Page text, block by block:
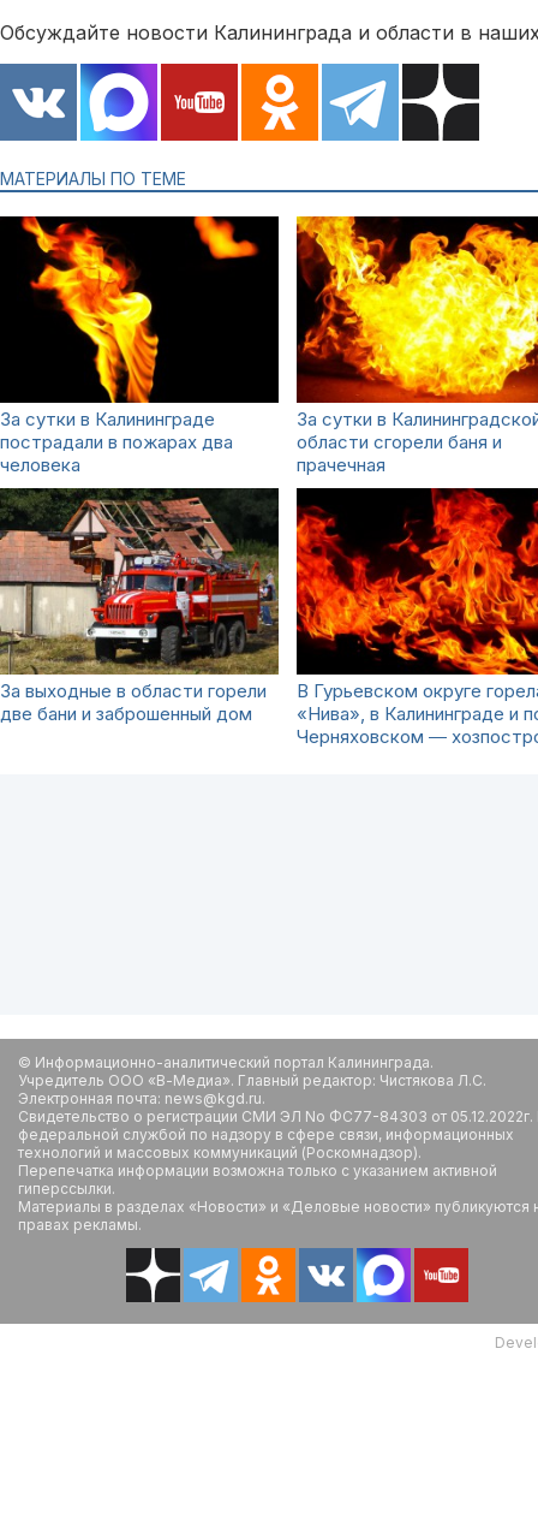
Обсуждайте новости Калининграда и области в
МАТЕРИАЛЫ ПО ТЕМЕ
За сутки в Калининграде
пострадали в пожарах два
человека
За сутки в
области сгорели баня и
прачечная
За выходные в области горели
две бани и заброшенный дом
В Гурьевском округе
«Нива», в Калининграде и
Черняховском ―
© Информационно-аналитический портал Калининграда.
Учредитель ООО «В-Медиа». Главный редактор: Чистякова Л.С.
Электронная почта: news@kgd.ru.
Свидетельство о регистрации СМИ ЭЛ No ФС77-84303 от
федеральной службой по надзору в сфере связи, информационных
технологий и массовых коммуникаций (Роскомнадзор).
Перепечатка информации возможна только с указанием активной
гиперссылки.
Материалы в разделах «Новости» и «Деловые новости» публикуются
правах рекламы.